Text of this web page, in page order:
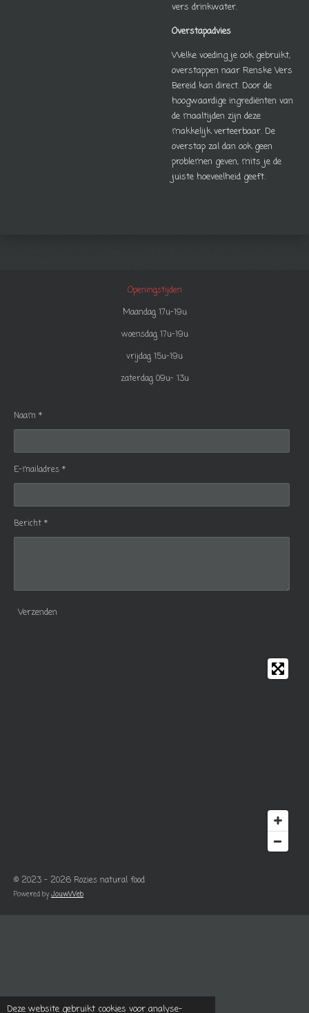
Deze website gebruikt cookies voor analyse-
vers drinkwater.
Overstapadvies
Welke voeding je ook gebruikt,
overstappen naar Renske Vers
Bereid kan direct. Door de
hoogwaardige ingrediënten van
de maaltijden zijn deze
makkelijk verteerbaar. De
overstap zal dan ook geen
problemen geven, mits je de
juiste hoeveelheid geeft.
Openingstijden
Maandag 17u-19u
woensdag 17u-19u
vrijdag 15u-19u
zaterdag 09u- 13u
Naam *
E-mailadres *
Bericht *
Verzenden
© 2023 - 2026 Rozies natural food
Powered byJouwWeb